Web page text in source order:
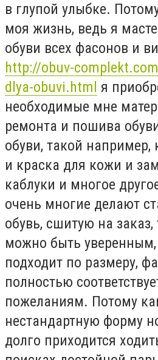
в глупой улыбке.
моя жизнь, ведь я
обуви всех фасонов и
http://obuv-
dlya-obuvi.html я
необходимые мне
ремонта и пошива
обуви, такой например,
и краска для кожи и
каблуки и многое
очень многие делают
обувь, сшитую на заказ,
можно быть уверенным,
подходит по размеру,
полностью
пожеланиям. Потому
нестандартную форму
долго приходится